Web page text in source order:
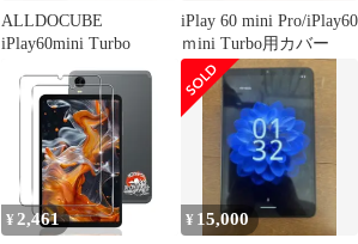
ALLDOCUBE
iPlay60mini Turbo
iPlay 60 mini Pro/iPlay60
ｍini Turbo用カバー
¥ 2,461 ¥ 15,000